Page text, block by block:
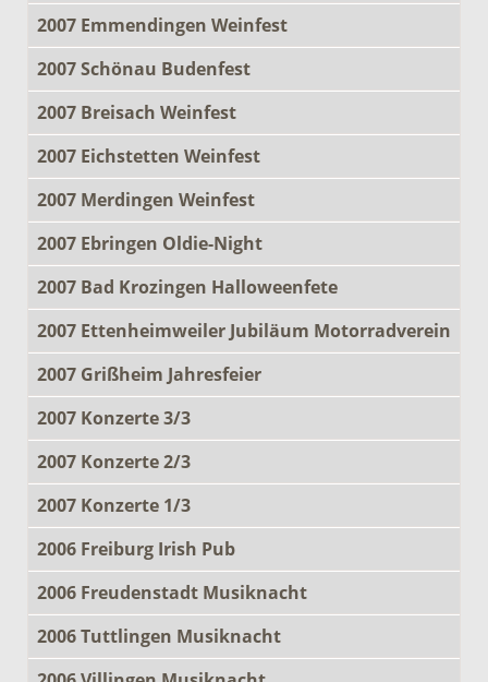
2007 Emmendingen Weinfest
2007 Schönau Budenfest
2007 Breisach Weinfest
2007 Eichstetten Weinfest
2007 Merdingen Weinfest
2007 Ebringen Oldie-Night
2007 Bad Krozingen Halloweenfete
2007 Ettenheimweiler Jubiläum Motorradverein
2007 Grißheim Jahresfeier
2007 Konzerte 3/3
2007 Konzerte 2/3
2007 Konzerte 1/3
2006 Freiburg Irish Pub
2006 Freudenstadt Musiknacht
2006 Tuttlingen Musiknacht